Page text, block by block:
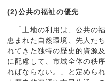
(2)公共の福祉の優先
「土地の利用は、公共の
恵まれた自然環境、先人た
れてきた独特の歴史的資源
に配慮して、市域全体の秩
ればならない。」と定めら